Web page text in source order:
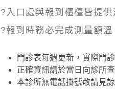
?入口處與報到櫃檯皆提
?報到時務必完成測量額
門診表每週更新，實際門
正確資訊請於當日向診所
本診所無電話掛號敬請見諒